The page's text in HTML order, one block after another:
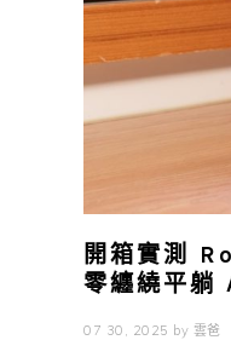
開箱實測
零纏繞平躺
07 30, 2025 by 雲爸